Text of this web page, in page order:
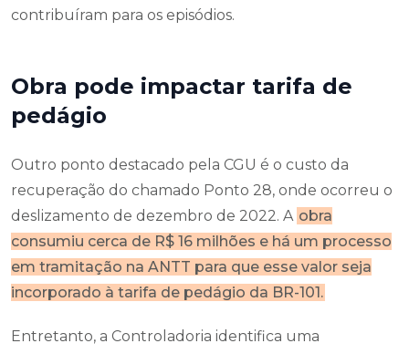
contribuíram para os episódios.
Obra pode impactar tarifa de
pedágio
Outro ponto destacado pela CGU é o custo da
recuperação do chamado Ponto 28, onde ocorreu o
deslizamento de dezembro de 2022. A obra
consumiu cerca de R$ 16 milhões e há um processo
em tramitação na ANTT para que esse valor seja
incorporado à tarifa de pedágio da BR-101.
Entretanto, a Controladoria identifica uma